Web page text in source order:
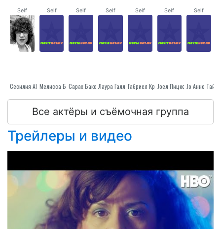
Self
Сесилия Aldarondo
Self
Мелисса Бакер
Self
Сарах Бакер Буттерфиелд
Self
Лаура Галлегос
Self
Габриел Кристал
Self
Jоел Пицкеринг
Self
Jо Анне
Все актёры и съёмочная группа
Трейлеры и видео